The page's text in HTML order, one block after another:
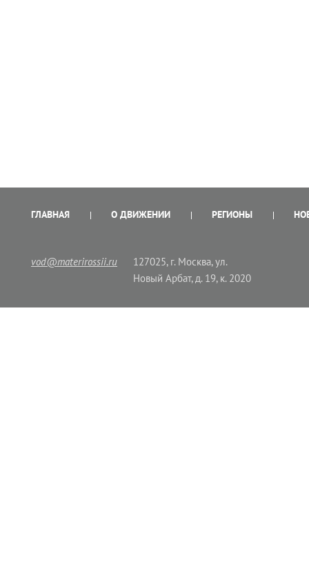
ГЛАВНАЯ О ДВИЖЕНИИ РЕГИОНЫ
vod@materirossii.ru
127025, г. Москва, ул.
Новый Арбат, д. 19, к. 2020